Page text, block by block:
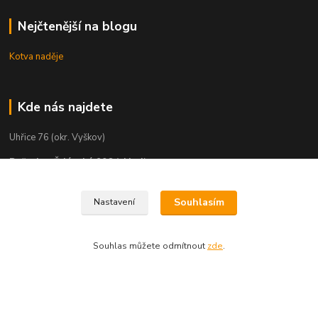
Nejčtenější na blogu
Kotva naděje
Kde nás najdete
Uhřice 76 (okr. Vyškov)
Bučovice, Ždánská 906 (sklad)
České Budějovice, U Černé věže 71/4
Nastavení Souhlasím
Souhlas můžete odmítnout zde.